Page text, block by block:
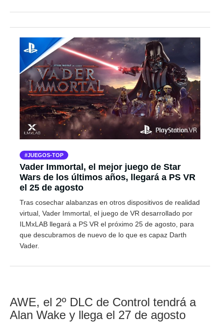
JUEGOS-TOP
Vader Immortal, el mejor juego de Star
Wars de los últimos años, llegará a PS VR
el 25 de agosto
Tras cosechar alabanzas en otros dispositivos de realidad
virtual, Vader Immortal, el juego de VR desarrollado por
ILMxLAB llegará a PS VR el próximo 25 de agosto, para
que descubramos de nuevo de lo que es capaz Darth
Vader.
AWE, el 2º DLC de Control tendrá a
Alan Wake y llega el 27 de agosto